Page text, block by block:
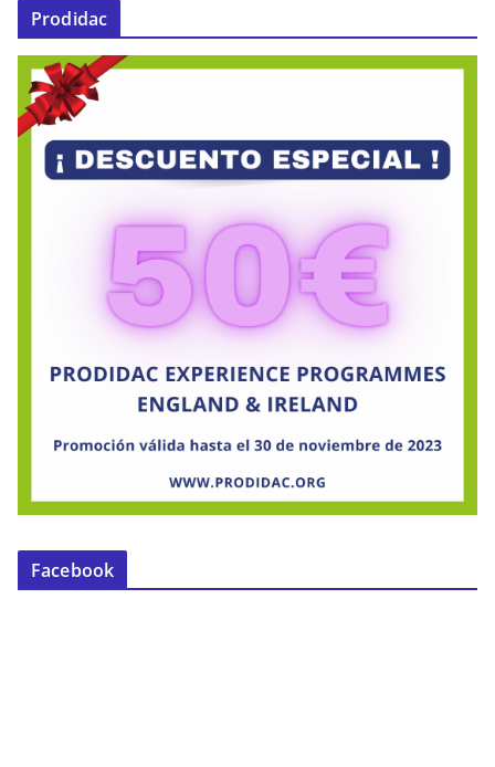
Prodidac
Facebook